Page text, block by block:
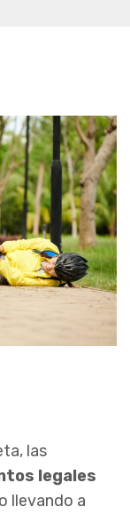
las
legales
llevando a